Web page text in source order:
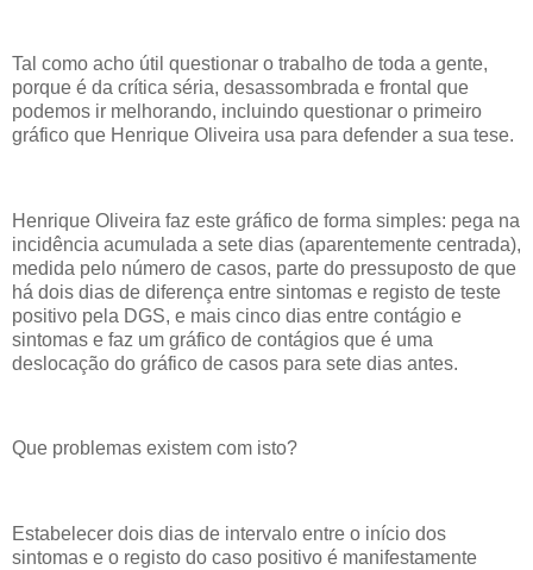
Tal como acho útil questionar o trabalho de toda a gente,
porque é da crítica séria, desassombrada e frontal que
podemos ir melhorando, incluindo questionar o primeiro
gráfico que Henrique Oliveira usa para defender a sua tese.
Henrique Oliveira faz este gráfico de forma simples: pega na
incidência acumulada a sete dias (aparentemente centrada),
medida pelo número de casos, parte do pressuposto de que
há dois dias de diferença entre sintomas e registo de teste
positivo pela DGS, e mais cinco dias entre contágio e
sintomas e faz um gráfico de contágios que é uma
deslocação do gráfico de casos para sete dias antes.
Que problemas existem com isto?
Estabelecer dois dias de intervalo entre o início dos
sintomas e o registo do caso positivo é manifestamente